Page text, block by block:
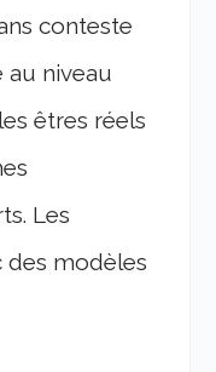
conteste
niveau
êtres réels
Les
modèles